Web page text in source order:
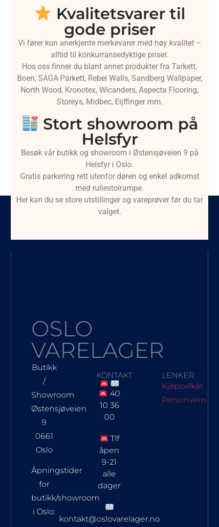
Kvalitetsvarer til
gode priser
Vi fører kun anerkjente merkevarer med høy kvalitet –
alltid til konkurransedyktige priser.
Hos oss finner du blant annet produkter fra Tarkett,
Boen, SAGA Parkett, Rebel Walls, Sandberg Wallpaper,
North Wood, Kronotex, Wicanders, Aspecta Flooring,
Storeys, Midbec, Eijffinger mm.
Stort showroom på
Helsfyr
Besøk vår butikk og showroom i Østensjøveien 9 på
Helsfyr i Oslo.
Gratis parkering rett utenfor døren og enkel adkomst
med rullestolrampe.
Her kan du se store utstillinger og vareprøver før du tar
valget.
OSLO
VARELAGER
Butikk
/
Showroom
Østensjøveien
9
0661
Oslo
Åpningstider
for
butikk/showroom
i Oslo:
KONTAKT
40
10 36
00
Tlf
åpen
9-21
alle
dager
kontakt@oslovarelager.no
LENKER:
Kjøpsvilkår
Personvern